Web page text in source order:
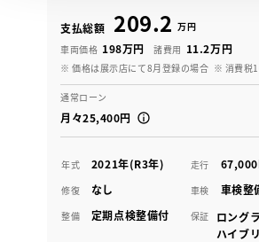
支払総額 209.2 万円
車両価格 198万円 諸費用 11.2万円
※ 価格は展示店にて8月登録の場合 ※ 消費税
通常ローン
月々25,400円
年式 2021年(R3年) 走行
修復 なし 車検 車検整
整備 定期点検整備付 保証
ロング
ハイブ